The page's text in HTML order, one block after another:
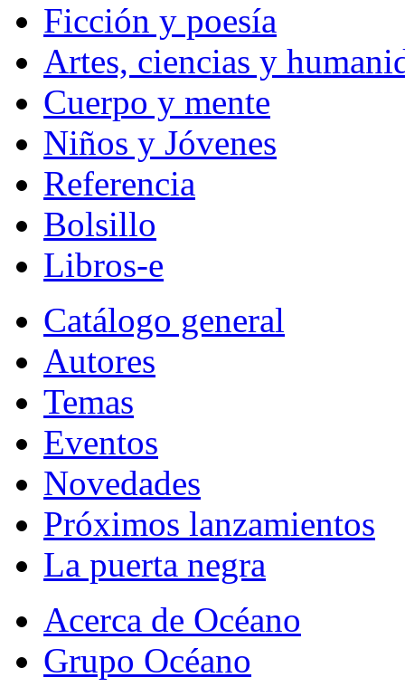
Ficción y poesía
Artes, ciencias y
Cuerpo y mente
Niños y Jóvenes
Referencia
Bolsillo
Libros-e
Catálogo general
Autores
Temas
Eventos
Novedades
Próximos lanzamientos
La puerta negra
Acerca de Océano
Grupo Océano